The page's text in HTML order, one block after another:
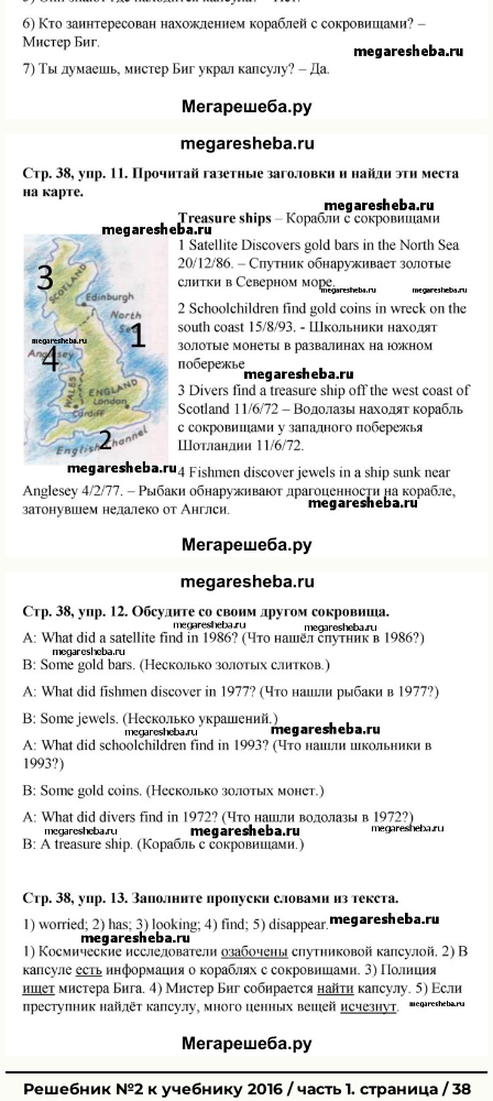
Решебник №2 к учебнику 2016 / часть 1. страница / 38